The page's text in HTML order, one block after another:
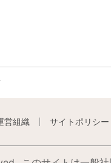
営組織 サイトポリシー